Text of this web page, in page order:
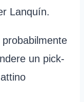
Lanquín.
un pick-